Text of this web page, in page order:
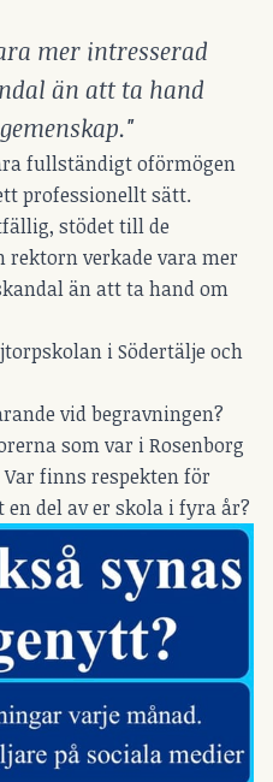
mer intresserad
än att ta hand
fullständigt oförmögen
professionellt sätt.
stödet till de
rektorn verkade vara mer
än att ta hand om
i Södertälje och
vid begravningen?
som var i Rosenborg
finns respekten för
del av er skola i fyra år?